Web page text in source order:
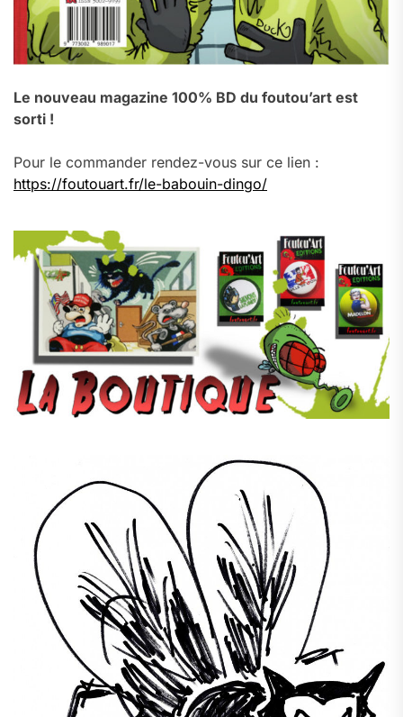
Le nouveau magazine 100% BD du foutou’art est
sorti !
Pour le commander rendez-vous sur ce lien :
https://foutouart.fr/le-babouin-dingo/